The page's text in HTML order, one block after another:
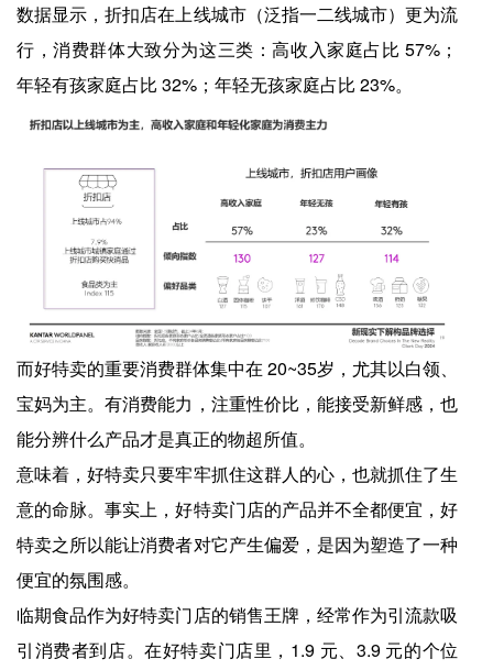
数据显示，折扣店在上线城市（泛指一二线城市）更为流
行，消费群体大致分为这三类：高收入家庭占比 57%；
年轻有孩家庭占比 32%；年轻无孩家庭占比 23%。
而好特卖的重要消费群体集中在 20~35岁，尤其以白领、
宝妈为主。有消费能力，注重性价比，能接受新鲜感，也
能分辨什么产品才是真正的物超所值。
意味着，好特卖只要牢牢抓住这群人的心，也就抓住了生
意的命脉。事实上，好特卖门店的产品并不全都便宜，好
特卖之所以能让消费者对它产生偏爱，是因为塑造了一种
便宜的氛围感。
临期食品作为好特卖门店的销售王牌，经常作为引流款吸
引消费者到店。在好特卖门店里，1.9 元、3.9 元的个位